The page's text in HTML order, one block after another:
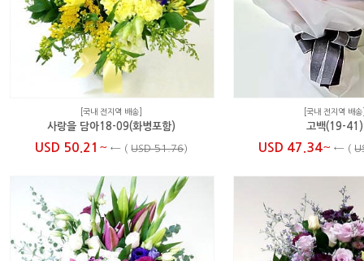
[국내 전지역 배송]
사랑을 담아18-09(화병포함)
USD 50.21 ~ ← (USD 51.76)
[국내 전지역 배
고백(19-41)
USD 47.34~ ← (